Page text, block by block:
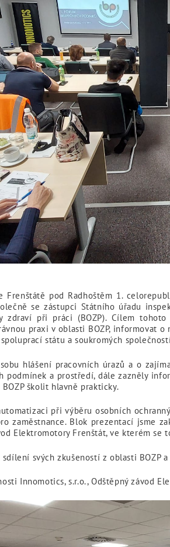
Frenštátě pod Radhoštěm 1.
se zástupci Státního úřadu
zdraví při práci (BOZP). Cílem
praxi v oblasti BOZP, informovat
státu a soukromých
hlášení pracovních úrazů a o
podmínek a prostředí, dále zazněly
školit hlavně prakticky.
při výběru osobních
zaměstnance. Blok prezentací jsme
Elektromotory Frenštát, ve kterém se
svých zkušeností z oblasti
Innomotics, s.r.o., Odštěpný závod